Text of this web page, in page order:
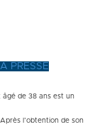
PRESSE
âgé de 38 ans est un
l’obtention de son